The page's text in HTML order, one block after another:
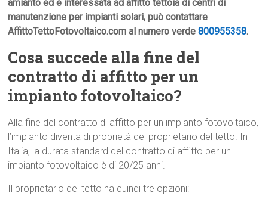
amianto ed è interessata ad affitto tettoia di centri di
manutenzione per impianti solari, può contattare
AffittoTettoFotovoltaico.com al numero verde800955358.
Cosa succede alla fine del
contratto di affitto per un
impianto fotovoltaico?
Alla fine del contratto di affitto per un impianto fotovoltaico,
l’impianto diventa di proprietà del proprietario del tetto. In
Italia, la durata standard del contratto di affitto per un
impianto fotovoltaico è di 20/25 anni.
Il proprietario del tetto ha quindi tre opzioni: